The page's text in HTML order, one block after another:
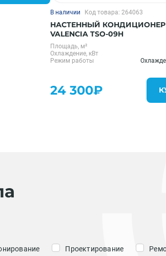
В наличии Код товара: 264063
НАСТЕННЫЙ КОНДИЦИОНЕР
VALENCIA TSO-09H
Площадь, м²
Охлаждение, кВт
Режим работы
24 300₽
Проектирование